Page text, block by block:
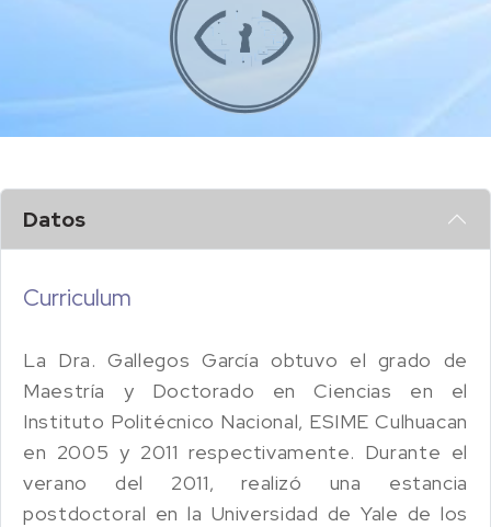
Datos
Curriculum
La Dra. Gallegos García obtuvo el grado de
Maestría y Doctorado en Ciencias en el
Instituto Politécnico Nacional, ESIME Culhuacan
en 2005 y 2011 respectivamente. Durante el
verano del 2011, realizó una estancia
postdoctoral en la Universidad de Yale de los